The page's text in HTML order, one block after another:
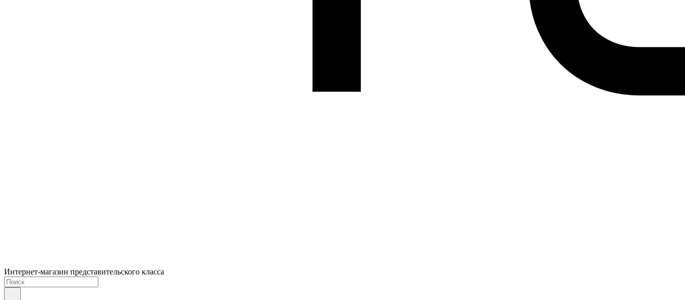
Интернет-магазин представительского класса